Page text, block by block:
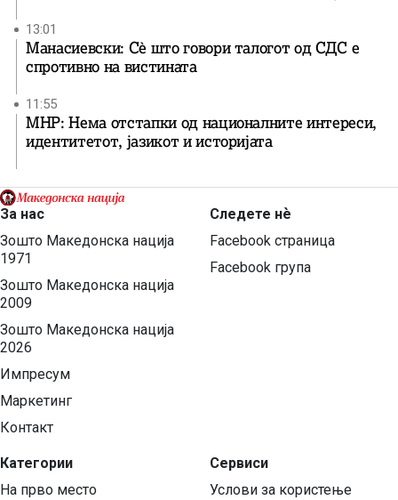
13:01
Манасиевски: Сè што говори талогот од СДС е
спротивно на вистината
11:55
МНР: Нема отстапки од националните интереси,
идентитетот, јазикот и историјата
За нас
Зошто Македонска нација
1971
Зошто Македонска нација
2009
Зошто Македонска нација
2026
Импресум
Маркетинг
Контакт
Категории
На прво место
Следете нѐ
Facebook страница
Facebook група
Сервиси
Услови за користење